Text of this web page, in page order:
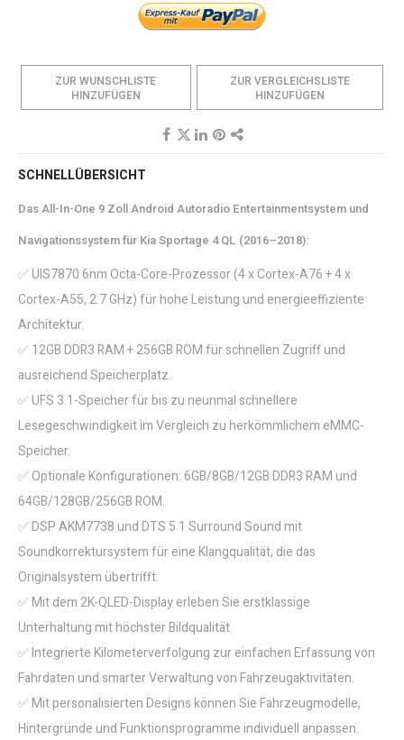
ZUR WUNSCHLISTE
HINZUFÜGEN
ZUR VERGLEICHSLISTE
HINZUFÜGEN
SCHNELLÜBERSICHT
Das All-In-One 9 Zoll Android Autoradio Entertainmentsystem und
Navigationssystem für Kia Sportage 4 QL (2016–2018):
✅ UIS7870 6nm Octa-Core-Prozessor (4 x Cortex-A76 + 4 x
Cortex-A55, 2.7 GHz) für hohe Leistung und energieeffiziente
Architektur.
✅ 12GB DDR3 RAM + 256GB ROM für schnellen Zugriff und
ausreichend Speicherplatz.
✅ UFS 3.1-Speicher für bis zu neunmal schnellere
Lesegeschwindigkeit im Vergleich zu herkömmlichem eMMC-
Speicher.
✅ Optionale Konfigurationen: 6GB/8GB/12GB DDR3 RAM und
64GB/128GB/256GB ROM.
✅ DSP AKM7738 und DTS 5.1 Surround Sound mit
Soundkorrektursystem für eine Klangqualität, die das
Originalsystem übertrifft.
✅ Mit dem 2K-QLED-Display erleben Sie erstklassige
Unterhaltung mit höchster Bildqualität.
✅ Integrierte Kilometerverfolgung zur einfachen Erfassung von
Fahrdaten und smarter Verwaltung von Fahrzeugaktivitäten.
✅ Mit personalisierten Designs können Sie Fahrzeugmodelle,
Hintergründe und Funktionsprogramme individuell anpassen.